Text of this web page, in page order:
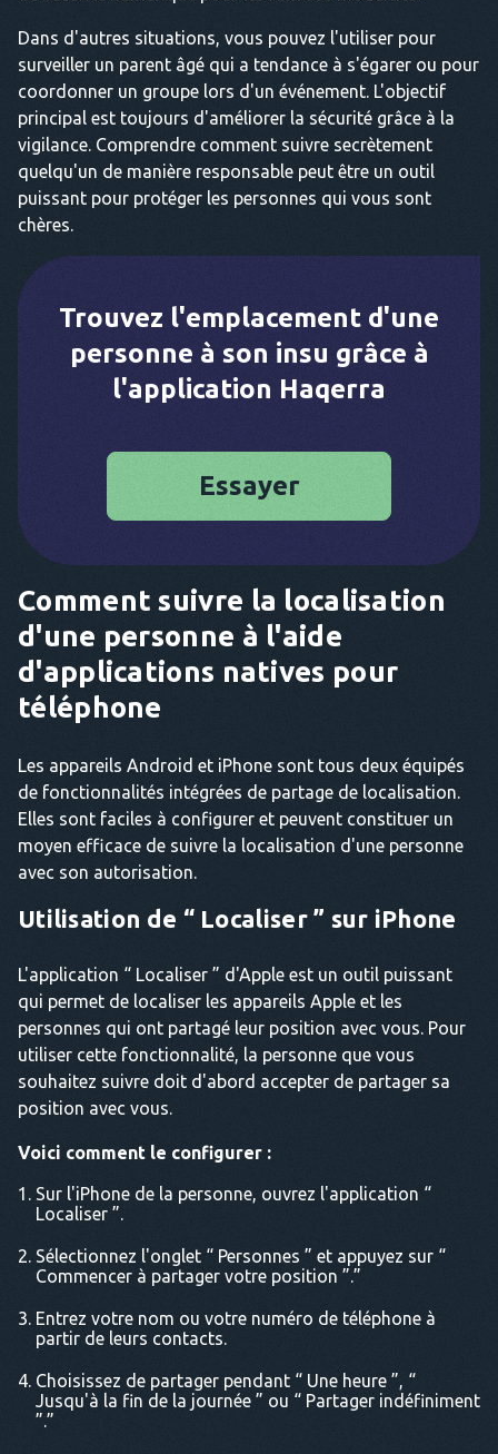
Dans d'autres situations, vous pouvez l'utiliser pour
surveiller un parent âgé qui a tendance à s'égarer ou pour
coordonner un groupe lors d'un événement. L'objectif
principal est toujours d'améliorer la sécurité grâce à la
vigilance. Comprendre comment suivre secrètement
quelqu'un de manière responsable peut être un outil
puissant pour protéger les personnes qui vous sont
chères.
Trouvez l'emplacement d'une
personne à son insu grâce à
l'application Haqerra
Essayer
Comment suivre la localisation
d'une personne à l'aide
d'applications natives pour
téléphone
Les appareils Android et iPhone sont tous deux équipés
de fonctionnalités intégrées de partage de localisation.
Elles sont faciles à configurer et peuvent constituer un
moyen efficace de suivre la localisation d'une personne
avec son autorisation.
Utilisation de “ Localiser ” sur iPhone
L'application “ Localiser ” d'Apple est un outil puissant
qui permet de localiser les appareils Apple et les
personnes qui ont partagé leur position avec vous. Pour
utiliser cette fonctionnalité, la personne que vous
souhaitez suivre doit d'abord accepter de partager sa
position avec vous.
Voici comment le configurer :
Sur l'iPhone de la personne, ouvrez l'application “
Localiser ”.
Sélectionnez l'onglet “ Personnes ” et appuyez sur “
Commencer à partager votre position ”.”
Entrez votre nom ou votre numéro de téléphone à
partir de leurs contacts.
Choisissez de partager pendant “ Une heure ”, “
Jusqu'à la fin de la journée ” ou “ Partager indéfiniment
”.”